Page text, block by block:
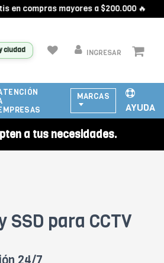
en compras mayores a $200.000 🔥
ciudad INGRESAR
MARCAS
AYUDA
a tus necesidades.
para CCTV